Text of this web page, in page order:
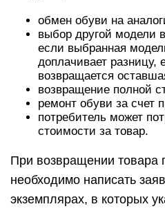
обмен обуви на
выбор другой модели
если выбранная
доплачивает
возвращается
возвращение полной
ремонт обуви за счет
потребитель может
стоимости за товар.
При возвращении товара
необходимо написать
экземплярах, в которых